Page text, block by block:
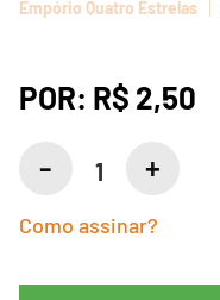
Empório Quatro Estrelas
POR: R$ 2,50
Como assinar?